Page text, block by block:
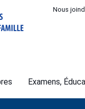
Nous
Examens,